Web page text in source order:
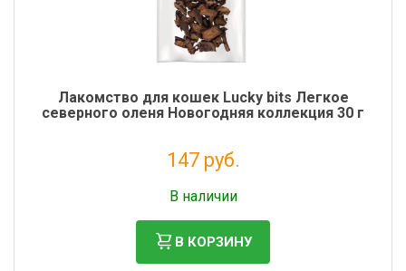
Лакомство для кошек Lucky bits Легкое
северного оленя Новогодняя коллекция 30 г
147 руб.
В наличии
В КОРЗИНУ